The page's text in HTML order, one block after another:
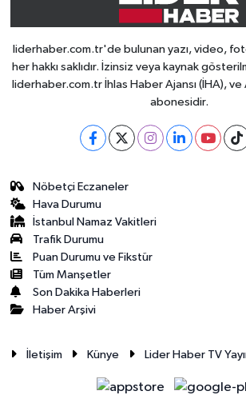
liderhaber.com.tr'de bulunan yazı, video,
her hakkı saklıdır. İzinsiz veya kaynak
liderhaber.com.tr İhlas Haber Ajansı (İHA), ve
abonesidir.
Nöbetçi Eczaneler
Hava Durumu
İstanbul Namaz Vakitleri
Trafik Durumu
Puan Durumu ve Fikstür
Tüm Manşetler
Son Dakika Haberleri
Haber Arşivi
İletişim Künye Lider Haber TV